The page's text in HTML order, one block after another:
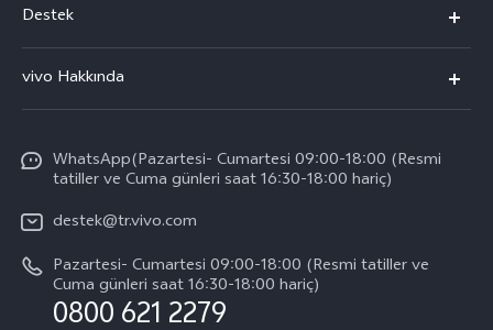
vivo X300
vivo V60 5G
vivo X200 FE
Tüm Modeller
Destek
Yetkili Servis Noktalarımız
IMEI kimlik doğrulaması
Yedek Parçaların Fiyatı
Sistem Güncellemesi
Başlangıç ve Kullanım ​​Kılavuzu
vivo Hakkında
vivo'da Kariyer
Basın
Yasal Bildirimler
Hakkımızda
WhatsApp(Pazartesi- Cumartesi 09:00-18:00 (Resmi
tatiller ve Cuma günleri saat 16:30-18:00 hariç)
destek@tr.vivo.com
Pazartesi- Cumartesi 09:00-18:00 (Resmi tatiller ve
Cuma günleri saat 16:30-18:00 hariç)
0800 621 2279